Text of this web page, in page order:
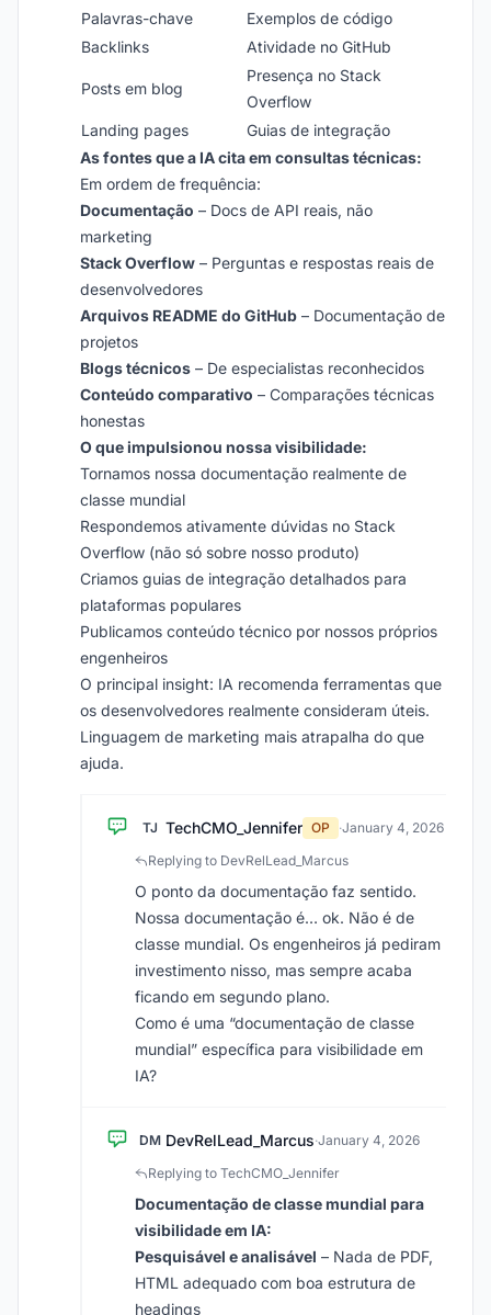
Palavras-chave
Exemplos de código
Backlinks
Atividade no GitHub
Posts em blog
Presença no Stack
Overflow
Landing pages
Guias de integração
As fontes que a IA cita em consultas técnicas:
Em ordem de frequência:
Documentação – Docs de API reais, não
marketing
Stack Overflow – Perguntas e respostas reais de
desenvolvedores
Arquivos README do GitHub – Documentação de
projetos
Blogs técnicos – De especialistas reconhecidos
Conteúdo comparativo – Comparações técnicas
honestas
O que impulsionou nossa visibilidade:
Tornamos nossa documentação realmente de
classe mundial
Respondemos ativamente dúvidas no Stack
Overflow (não só sobre nosso produto)
Criamos guias de integração detalhados para
plataformas populares
Publicamos conteúdo técnico por nossos próprios
engenheiros
O principal insight: IA recomenda ferramentas que
os desenvolvedores realmente consideram úteis.
Linguagem de marketing mais atrapalha do que
ajuda.
TJ TechCMO_Jennifer OP ·January 4, 2026
Replying to DevRelLead_Marcus
O ponto da documentação faz sentido.
Nossa documentação é… ok. Não é de
classe mundial. Os engenheiros já pediram
investimento nisso, mas sempre acaba
ficando em segundo plano.
Como é uma “documentação de classe
mundial” específica para visibilidade em
IA?
DM DevRelLead_Marcus·January 4, 2026
Replying to TechCMO_Jennifer
Documentação de classe mundial para
visibilidade em IA:
Pesquisável e analisável – Nada de PDF,
HTML adequado com boa estrutura de
headings